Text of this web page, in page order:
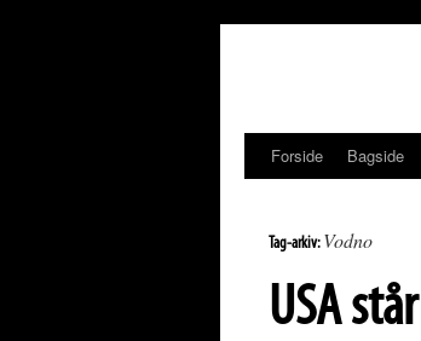
Forside Bagside
Tag-arkiv: Vodno
USA